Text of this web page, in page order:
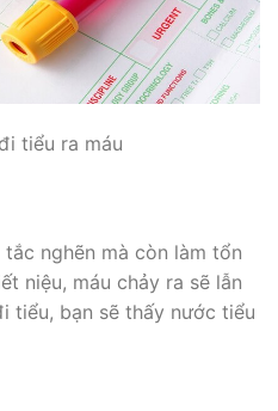
tiểu ra máu
nghẽn mà còn làm tổn
niệu, máu chảy ra sẽ lẫn
tiểu, bạn sẽ thấy nước tiểu